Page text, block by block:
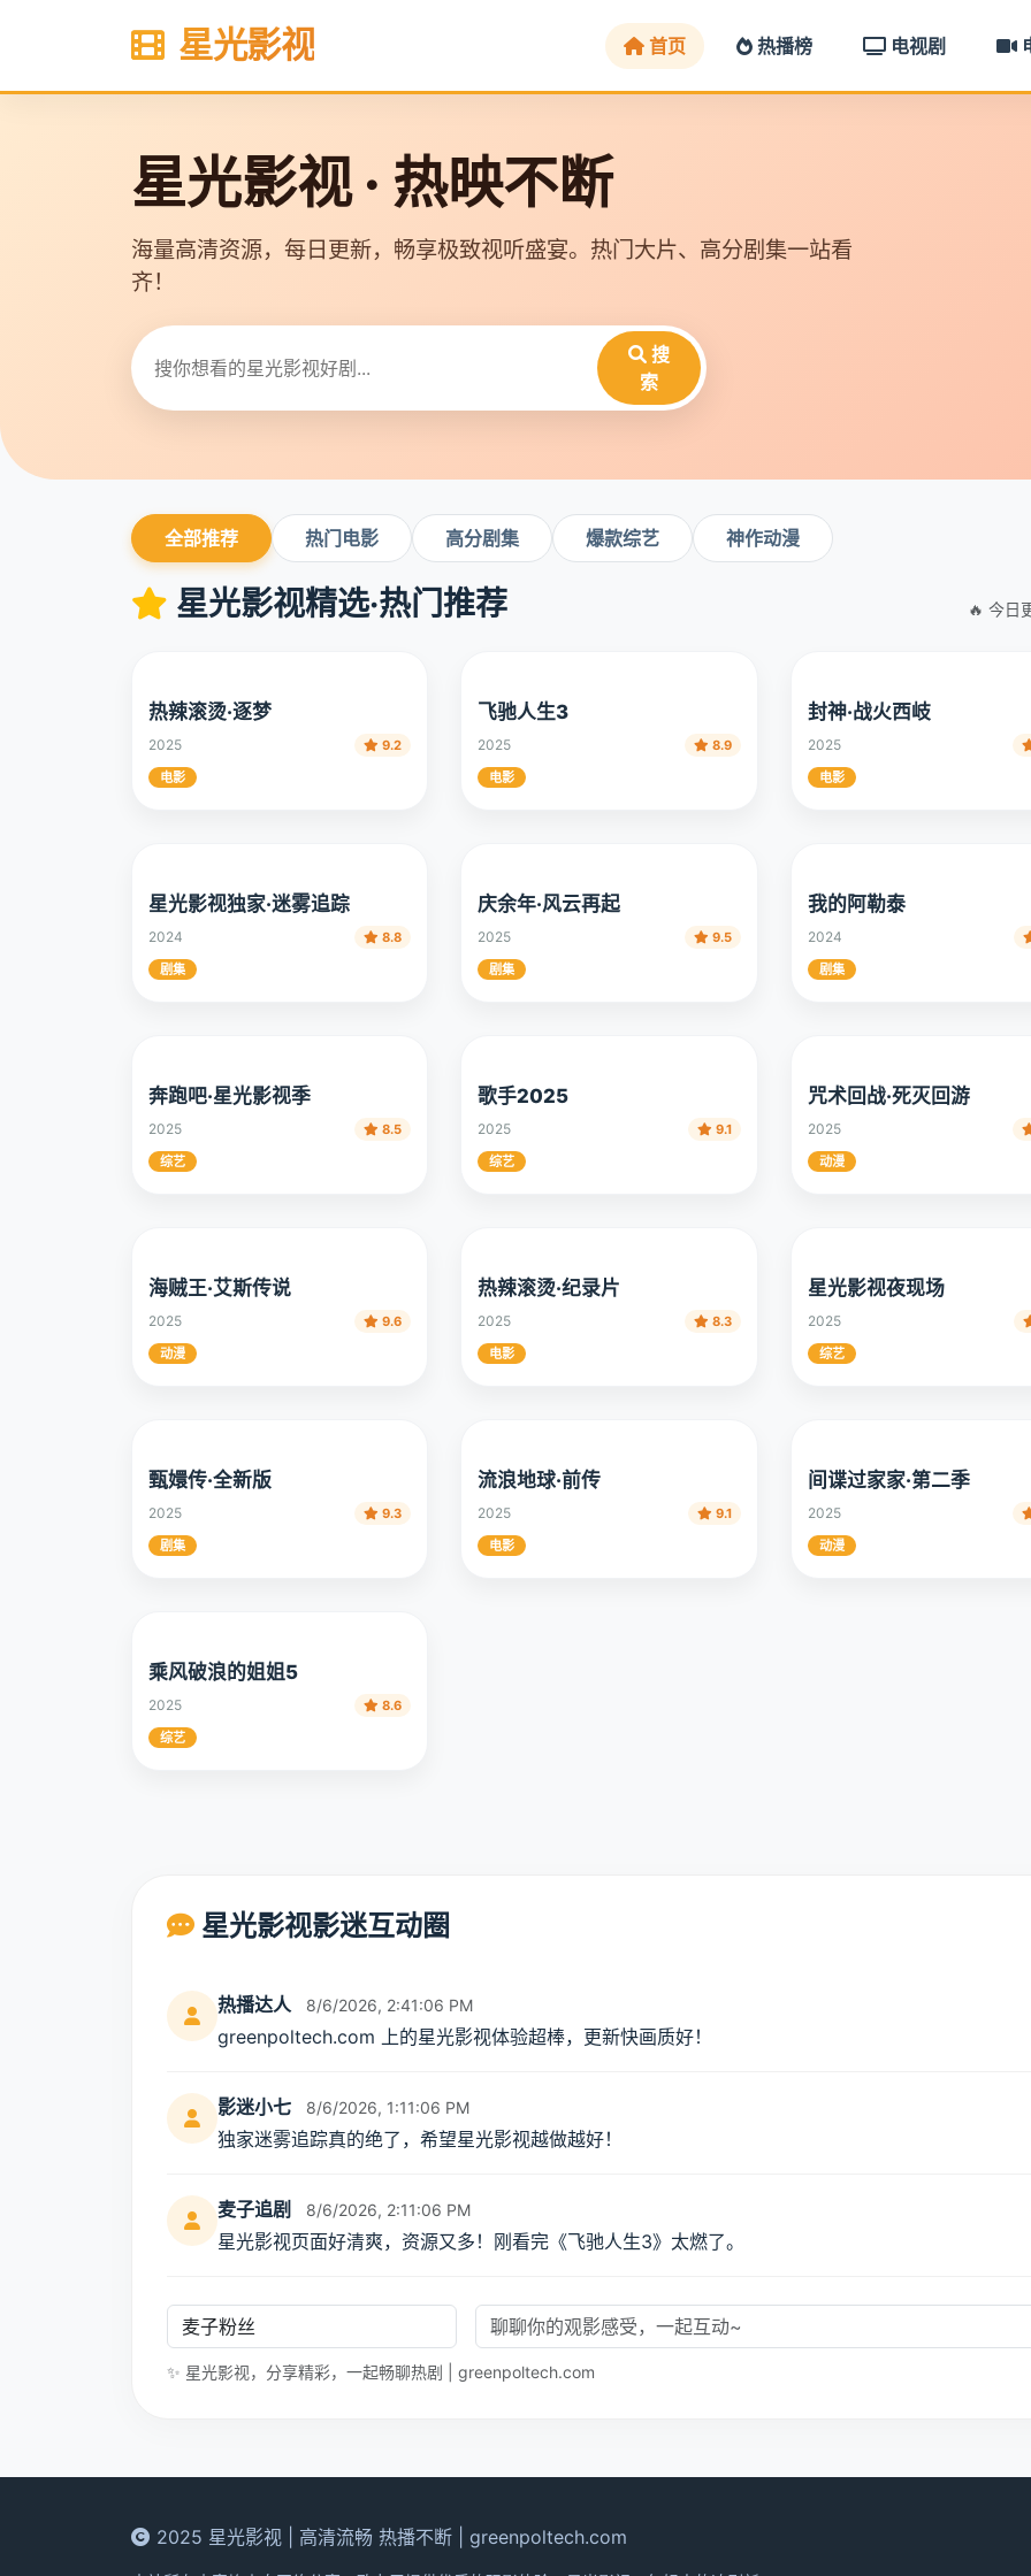
星光影视 首页 热播榜 电视剧
星光影视 · 热映不断
海量高清资源，每日更新，畅享极致视听盛宴。热门大片、高分剧集一站看
齐！
搜
索
全部推荐 热门电影 高分剧集 爆款综艺 神作动漫
星光影视精选·热门推荐 🔥 今日
热辣滚烫·逐梦
2025
9.2
电影
飞驰人生3
2025
8.9
电影
封神·战火西岐
2025
电影
星光影视独家·迷雾追踪
2024
庆余年·风云再起
2025
9.5
剧集
我的阿勒泰
2024
剧集
奔跑吧·星光影视季
2025
歌手2025
2025
咒术回战·死灭回游
2025
海贼王·艾斯传说
2025
热辣滚烫·纪录片
2025
星光影视夜现场
2025
甄嬛传·全新版
2025
流浪地球·前传
2025
间谍过家家·第二季
2025
乘风破浪的姐姐5
2025
热播达人 8/6/2026, 2:41:06 PM
影迷小七 8/6/2026, 1:11:06 PM
麦子追剧 8/6/2026, 2:11:06 PM